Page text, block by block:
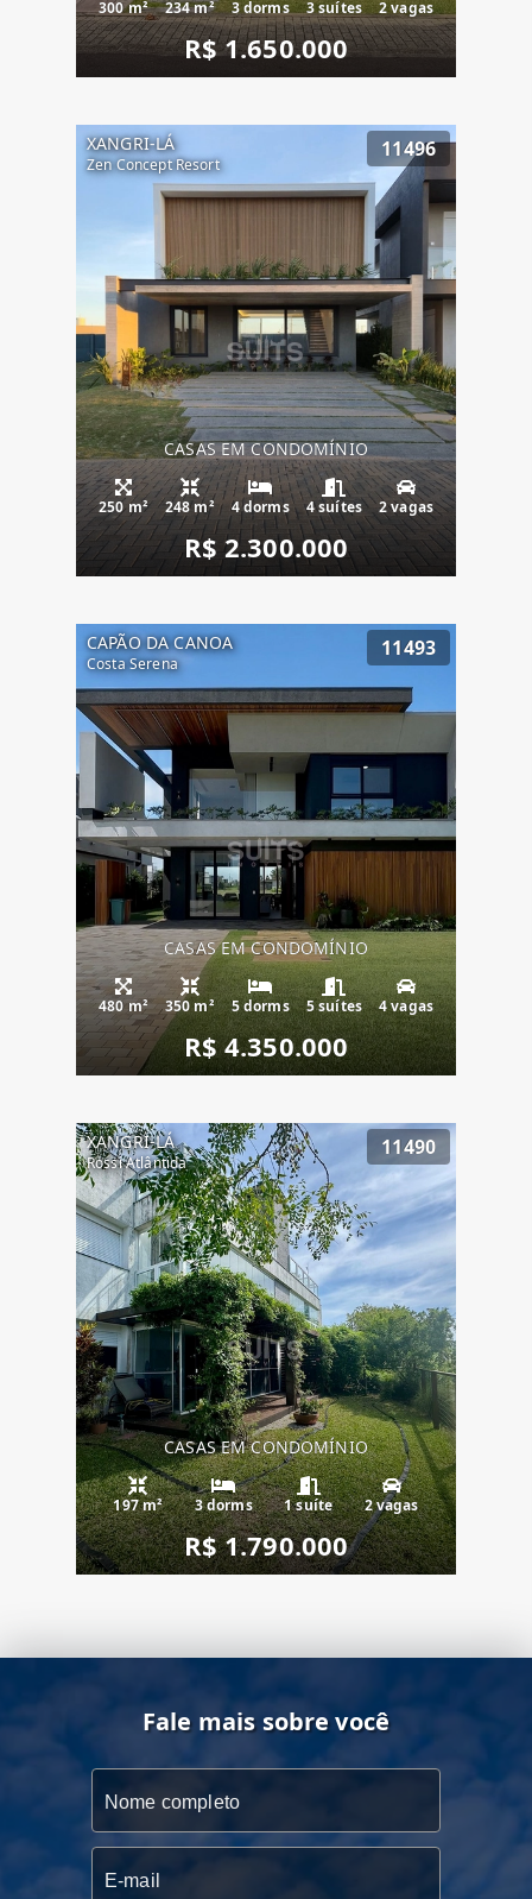
300 m² 234 m² 3 dorms 3 suítes 2 vagas
R$ 1.650.000
XANGRI-LÁ
Zen Concept Resort
11496
CASAS EM CONDOMÍNIO
250 m² 248 m² 4 dorms 4 suítes 2 vagas
R$ 2.300.000
CAPÃO DA CANOA
Costa Serena
11493
CASAS EM CONDOMÍNIO
480 m² 350 m² 5 dorms 5 suítes 4 vagas
R$ 4.350.000
XANGRI-LÁ
Rossi Atlântida
11490
CASAS EM CONDOMÍNIO
197 m² 3 dorms 1 suíte 2 vagas
R$ 1.790.000
Fale mais sobre você